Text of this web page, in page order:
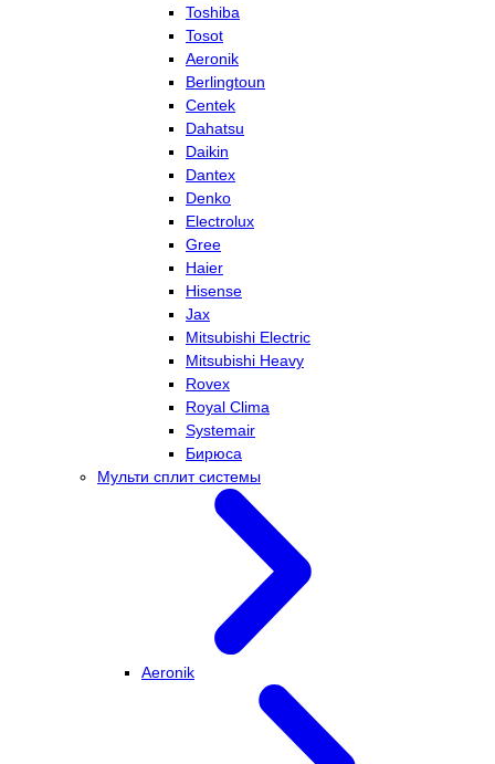
Toshiba
Tosot
Aeronik
Berlingtoun
Centek
Dahatsu
Daikin
Dantex
Denko
Electrolux
Gree
Haier
Hisense
Jax
Mitsubishi Electric
Mitsubishi Heavy
Rovex
Royal Clima
Systemair
Бирюса
Мульти сплит системы
Aeronik